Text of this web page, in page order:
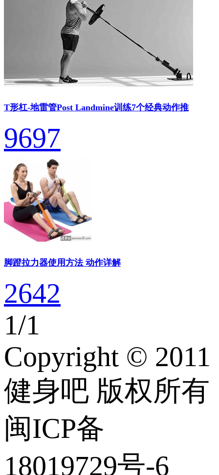
T形杠-地雷管Post Landmine训练7个经典动作推
9697
脚蹬拉力器使用方法 动作详解
2642
1/1
Copyright © 2011
健身吧 版权所有
闽ICP备
18019729号-6